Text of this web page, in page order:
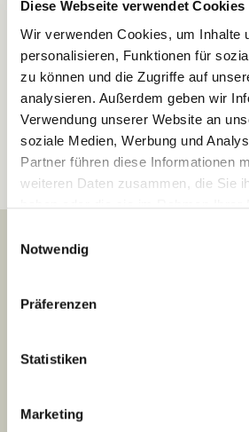
Diese Webseite verwendet Cookies
Wir verwenden Cookies, um Inhalte
personalisieren, Funktionen für
zu können und die Zugriffe auf
analysieren. Außerdem geben wir
Verwendung unserer Website an
soziale Medien, Werbung und
Partner führen diese Informationen
weiteren Daten zusammen, die Sie
Notwendig
Präferenzen
Statistiken
Marketing
Bitte prüfen Sie die Ware
Transportschäden sind
sowie bei uns zu melden.
Erhalten Sie sofort Updates zu